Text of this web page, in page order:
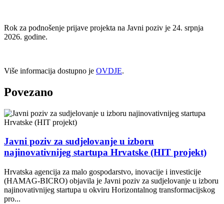
Rok za podnošenje prijave projekta na Javni poziv je 24. srpnja
2026. godine.
Više informacija dostupno je OVDJE.
Povezano
Javni poziv za sudjelovanje u izboru
najinovativnijeg startupa Hrvatske (HIT projekt)
Hrvatska agencija za malo gospodarstvo, inovacije i investicije
(HAMAG-BICRO) objavila je Javni poziv za sudjelovanje u izboru
najinovativnijeg startupa u okviru Horizontalnog transformacijskog
pro...